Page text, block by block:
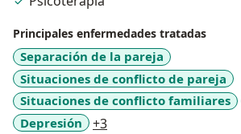
Principales enfermedades tratadas
Separación de la pareja
Situaciones de conflicto de pareja
Situaciones de conflicto familiares
Depresión
+3a11y_sr_more_diseases